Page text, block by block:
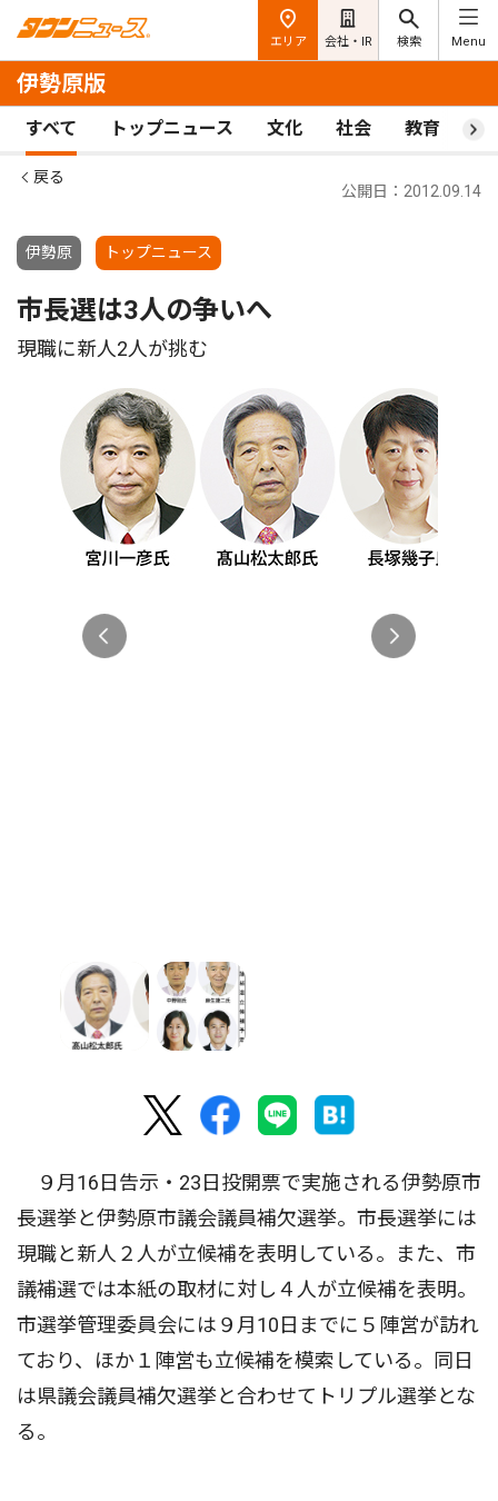
エリア 会社・IR 検索 Menu
伊勢原版
すべて トップニュース 文化 社会 教育 ス
戻る
伊勢原 トップニュース
公開日：2012.09.14
市長選は3人の争いへ
現職に新人2人が挑む
９月16日告示・23日投開票で実施される伊勢原市
長選挙と伊勢原市議会議員補欠選挙。市長選挙には
現職と新人２人が立候補を表明している。また、市
議補選では本紙の取材に対し４人が立候補を表明。
市選挙管理委員会には９月10日までに５陣営が訪れ
ており、ほか１陣営も立候補を模索している。同日
は県議会議員補欠選挙と合わせてトリプル選挙とな
る。